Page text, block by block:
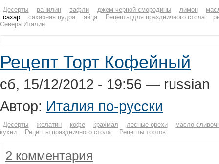
Десерты ванилин вафли джем черной смородины лимон
сахар
сахарная пудра яйца Рецепты для праздничного стола
Севера Италии
Рецепт Торт Кофейный
сб, 15/12/2012 - 19:56 — russian
Автор: Италия по-русски
Десерты желатин кофе крахмал лесные орехи
масло
кухни
Рецепты праздничного стола Рецепты тортов
2 комментария